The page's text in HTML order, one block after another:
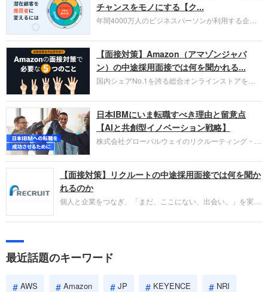
チャンスをモノにする【ク...
年間4000万人のビジネスパーソンが利用する企業
お勧めするイチオシ企業をご紹介します。今回はク
ラウド型CRMプラットフォームを提供する
HubSpot Japan（ハブスポット・ジャパン）株式会
社です。採用面接対策の企業研究にご活用くださ
い。
【面接対策】Amazon（アマゾンジャパ
ン）の中途採用面接では何を聞かれる...
国内シェアNo.1を誇る総合オンラインストアを運
圧倒的な存在感を持つAmazon。中途採用面接では
過去の具体的な業務成果やリーダーシップの発揮、
失敗からの学びが重視され、人間性やカルチャーフ
ィットも評価対象となり、長期的に成長できる仲間
であるかを多角的に審査されます。
日本IBMにいま転職すべき理由と留意点
【AIと共創型イノベーション戦略】
株式会社グローバルウェイのリクルーティング・パ
パーソンが利用する企業口コミサイト「キャリコ
ネ」の転職エージェントがお勧めするイチオシ企業
IBMです。採用面接対策の企業研究にご活用くださ
い。
【面接対策】リクルートの中途採用面接では何を聞か
れるのか
個人と企業をつなぎ、「まだ、ここにない、出会い。」を実現
やこれまでの成果を具体的に問われるほか、「人間性」も評価
しょう。
最近話題のキーワード
AWS Amazon JP KEYENCE NRI